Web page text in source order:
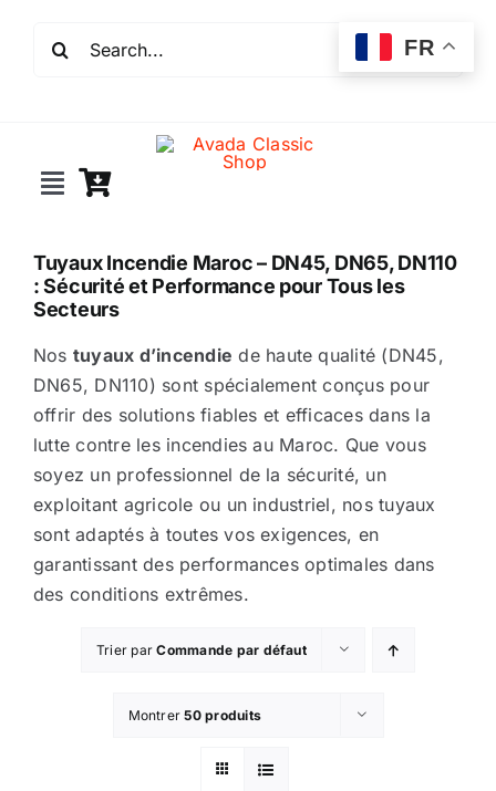
Toggle
Extincteurs
Robinet incendie
Détection incendie
Sécurité incendie
Tuyaux Incendie Maroc – DN45, DN65, DN110
: Sécurité et Performance pour Tous les
Secteurs
Nos tuyaux d’incendie de haute qualité (DN45,
DN65, DN110) sont spécialement conçus pour
offrir des solutions fiables et efficaces dans la
lutte contre les incendies au Maroc. Que vous
soyez un professionnel de la sécurité, un
exploitant agricole ou un industriel, nos tuyaux
sont adaptés à toutes vos exigences, en
garantissant des performances optimales dans
des conditions extrêmes.
Trier parCommande par défaut
Montrer50 produits
FR